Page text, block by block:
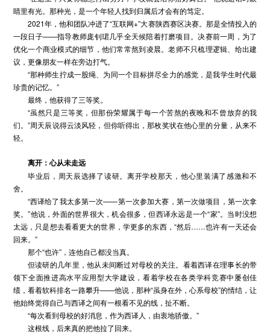
睛里有光。那种光，是一个年轻人找到归属后才会有的笃定。
2021年，他和团队冲进了“互联网+”大赛陕西赛区决赛。那是全情投入的
一段日子——指导教师庞钊珺几乎全天候陪着打磨项目。决赛前一周，为了
优化一个商业模式的细节，他们常常熬到凌晨。老师不只梳理逻辑、给出建
议，更像朋友一样在旁边打气。
“那种师生拧成一股绳、为同一个目标拼尽全力的感觉，是我学生时代最
珍贵的记忆。”
最终，他获得了三等奖。
“虽然只是三等奖，但那份荣耀属于每一个苦熬的夜晚和不曾放弃的我
们。”周天辰说得云淡风轻，但你听得出，那枚奖状在他心里的分量，从来不
轻。
离开：心从未走远
毕业后，周天辰选择了读研。离开学校那天，他心里装满了感激和不
舍。
“西译给了我太多第一次——第一次参加大赛，第一次做项目，第一次拿
奖。”他说，外面的世界很大，机会很多，但西译永远是一个“家”。当时没想
太远，只是想去看看更大的世界，学更多的东西，“然后……也许有一天还会
回来。”
那个“也许”，连他自己都没当真。
但读研的几年里，他从未间断过对母校的关注。看着西译在理事长的带
领下全面推进高水平应用型大学建设，看着学校在各类学科竞赛中屡创佳
绩，看着软科排名一路攀升——他说，那种“虽身在外，心系母校”的情结，让
他始终觉得自己与西译之间有一根看不见的线，扯不断。
“每次看到母校的好消息，作为西译人，由衷地骄傲。”
这根线，后来真的把他拉了回来。